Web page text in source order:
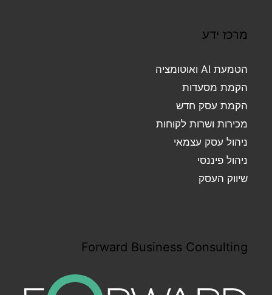
מרכז ידע
הטמעת AI ואוטומציה
הקמת מסעדות
הקמת עסק חדש
מכירות ושרות לקוחות
ניהול עסק עצמאי
ניהול פיננסי
שיווק העסק
Forward Business Consulting